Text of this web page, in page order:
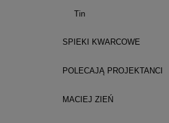
Tin
SPIEKI KWARCOWE
POLECAJĄ PROJEKTANCI
MACIEJ ZIEŃ